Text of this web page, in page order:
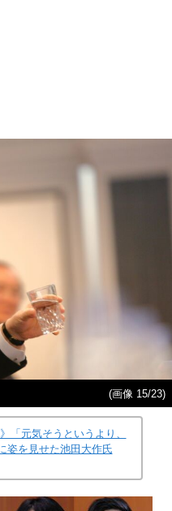
(画像 15/23)
「元気そうというより、
姿を見せた池田大作氏